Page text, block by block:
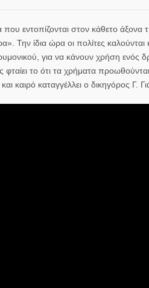
που εντοπίζονται στον κάθετο
Την ίδια ώρα οι πολίτες
για να κάνουν χρήση ενός
φταίει το ότι τα χρήματα
καιρό καταγγέλλει ο δικηγόρος Γ.